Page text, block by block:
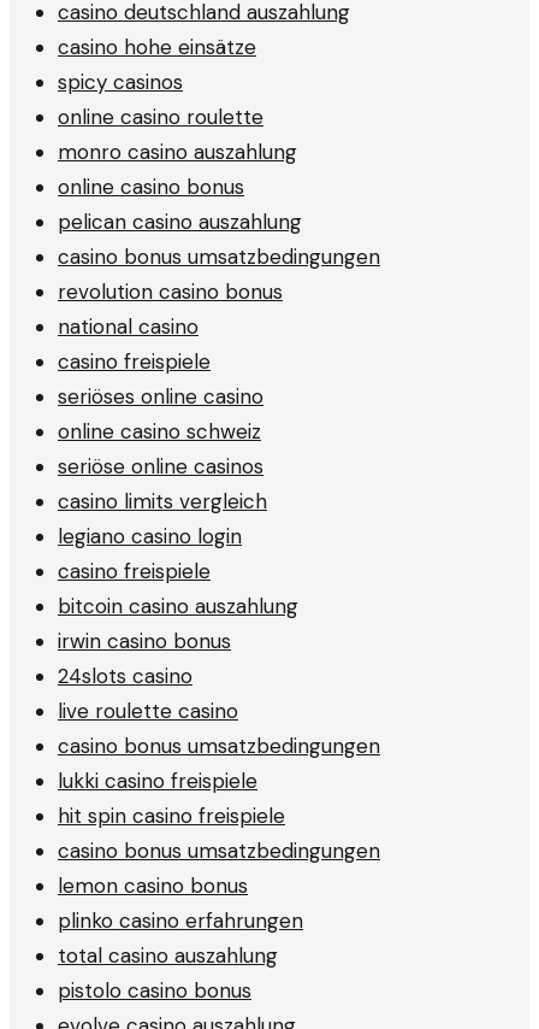
casino deutschland auszahlung
casino hohe einsätze
spicy casinos
online casino roulette
monro casino auszahlung
online casino bonus
pelican casino auszahlung
casino bonus umsatzbedingungen
revolution casino bonus
national casino
casino freispiele
seriöses online casino
online casino schweiz
seriöse online casinos
casino limits vergleich
legiano casino login
casino freispiele
bitcoin casino auszahlung
irwin casino bonus
24slots casino
live roulette casino
casino bonus umsatzbedingungen
lukki casino freispiele
hit spin casino freispiele
casino bonus umsatzbedingungen
lemon casino bonus
plinko casino erfahrungen
total casino auszahlung
pistolo casino bonus